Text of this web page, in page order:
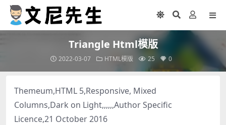
Triangle Html模版
2022-03-07 HTML模版 25 0
Themeum,HTML 5,Responsive, Mixed
Columns,Dark on Light,,,,,,Author Specific
Licence,21 October 2016